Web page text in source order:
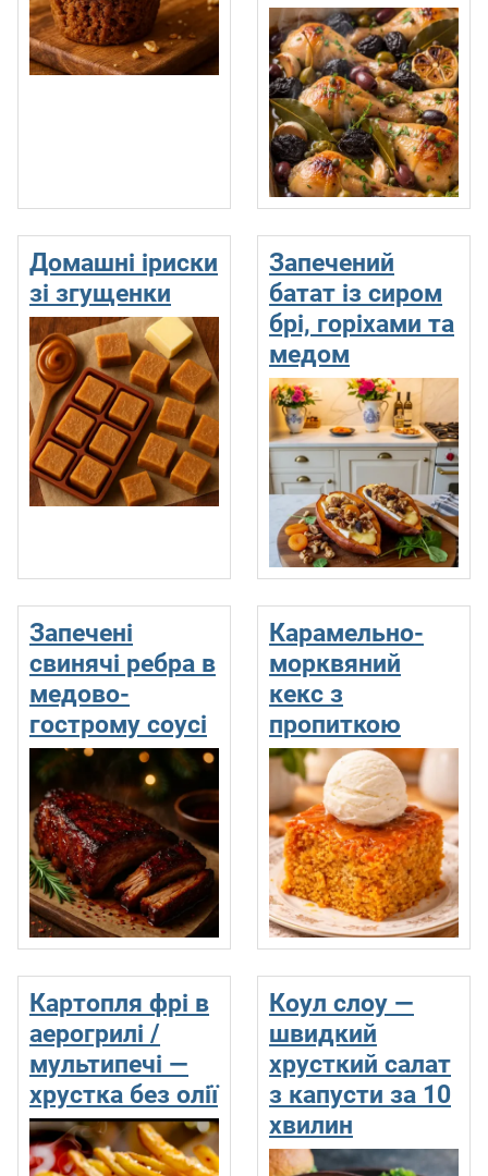
Домашні іриски
зі згущенки
Запечений
батат із сиром
брі, горіхами та
медом
Запечені
свинячі ребра в
медово-
гострому соусі
Карамельно-
морквяний
кекс з
пропиткою
Картопля фрі в
аерогрилі /
мультипечі —
хрустка без олії
Коул слоу —
швидкий
хрусткий салат
з капусти за 10
хвилин